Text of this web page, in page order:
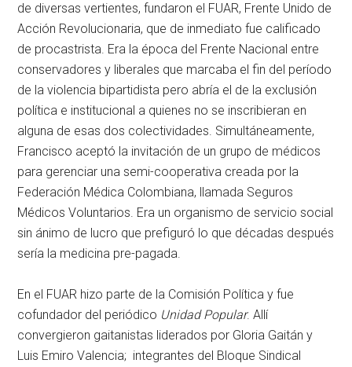
de diversas vertientes, fundaron el FUAR, Frente Unido de
Acción Revolucionaria, que de inmediato fue calificado
de procastrista. Era la época del Frente Nacional entre
conservadores y liberales que marcaba el fin del período
de la violencia bipartidista pero abría el de la exclusión
política e institucional a quienes no se inscribieran en
alguna de esas dos colectividades. Simultáneamente,
Francisco aceptó la invitación de un grupo de médicos
para gerenciar una semi-cooperativa creada por la
Federación Médica Colombiana, llamada Seguros
Médicos Voluntarios. Era un organismo de servicio social
sin ánimo de lucro que prefiguró lo que décadas después
sería la medicina pre-pagada.
En el FUAR hizo parte de la Comisión Política y fue
cofundador del periódico Unidad Popular. Allí
convergieron gaitanistas liderados por Gloria Gaitán y
Luis Emiro Valencia; integrantes del Bloque Sindical